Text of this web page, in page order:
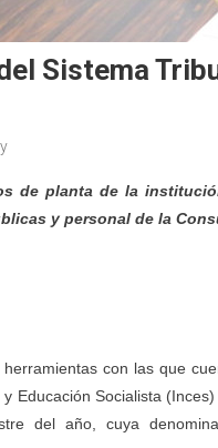
Sistema
de planta de la
y personal de la
con las que
Educación Socialista
del año, cuya